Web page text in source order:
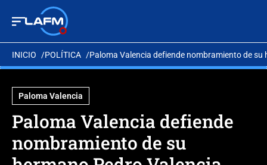
INICIO POLÍTICA Paloma Valencia defiende nombramiento de
Paloma Valencia
Paloma Valencia defiende
nombramiento de su